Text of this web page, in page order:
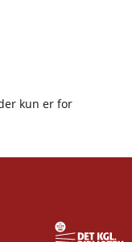
kun er for